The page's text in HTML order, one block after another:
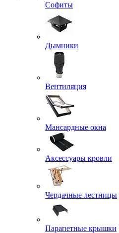
Софиты
Дымники
Вентиляция
Мансардные окна
Аксессуары кровли
Чердачные лестницы
Парапетные крышки